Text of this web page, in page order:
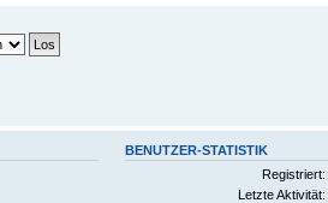
BENUTZER-STATISTIK
Registriert:
Letzte Aktivität: